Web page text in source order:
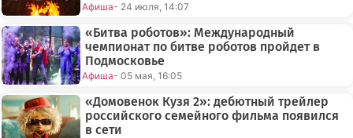
Афиша- 24 июля, 14:07
«Битва роботов»: Международный
чемпионат по битве роботов пройдет в
Подмосковье
Афиша- 05 мая, 16:05
«Домовенок Кузя 2»: дебютный трейлер
российского семейного фильма появился
в сети